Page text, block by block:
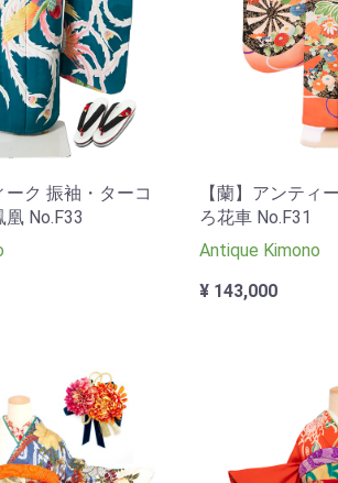
ーク 振袖・ターコ
No.F33
【蘭】アンティ
ろ花車 No.F31
Antique Kimono
¥ 143,000